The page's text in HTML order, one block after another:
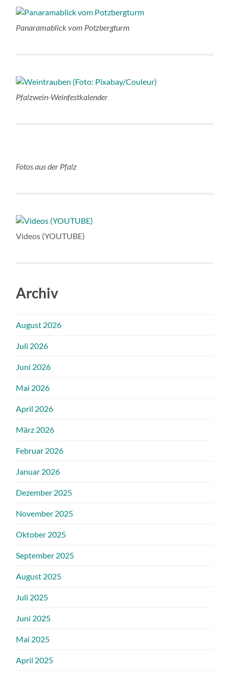
Panaramablick vom Potzbergturm
Pfalzwein-Weinfestkalender
Fotos aus der Pfalz
Videos (YOUTUBE)
Archiv
August 2026
Juli 2026
Juni 2026
Mai 2026
April 2026
März 2026
Februar 2026
Januar 2026
Dezember 2025
November 2025
Oktober 2025
September 2025
August 2025
Juli 2025
Juni 2025
Mai 2025
April 2025